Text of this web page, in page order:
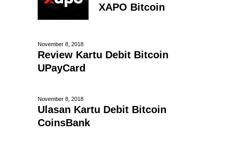
XAPO Bitcoin
November 8, 2018
Review Kartu Debit Bitcoin
UPayCard
November 8, 2018
Ulasan Kartu Debit Bitcoin
CoinsBank